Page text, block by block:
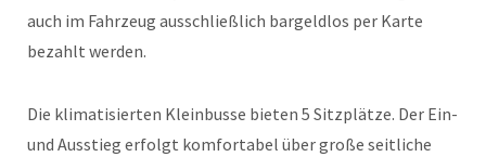
auch im Fahrzeug ausschließlich bargeldlos per Karte
bezahlt werden.
Die klimatisierten Kleinbusse bieten 5 Sitzplätze. Der Ein-
und Ausstieg erfolgt komfortabel über große seitliche